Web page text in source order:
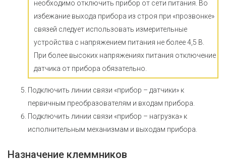
необходимо отключить прибор от сети питания. Во
избежание выхода прибора из строя при «прозвонке»
связей следует использовать измерительные
устройства с напряжением питания не более 4,5 В.
При более высоких напряжениях питания отключение
датчика от прибора обязательно.
Подключить линии связи «прибор – датчики» к
первичным преобразователям и входам прибора.
Подключить линии связи «прибор – нагрузка» к
исполнительным механизмам и выходам прибора.
Назначение клеммников